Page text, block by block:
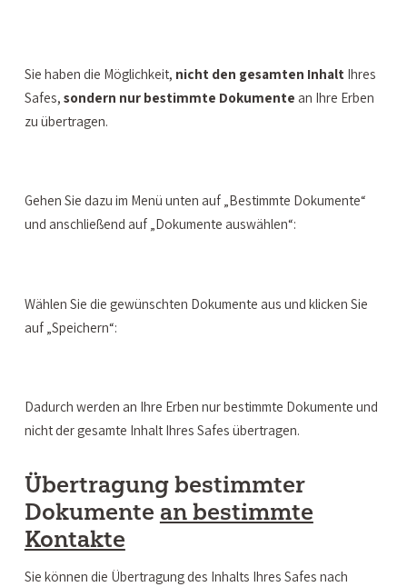
Sie haben die Möglichkeit, nicht den gesamten Inhalt Ihres
Safes, sondern nur bestimmte Dokumente an Ihre Erben
zu übertragen.
Gehen Sie dazu im Menü unten auf „Bestimmte Dokumente“
und anschließend auf „Dokumente auswählen“:
Wählen Sie die gewünschten Dokumente aus und klicken Sie
auf „Speichern“:
Dadurch werden an Ihre Erben nur bestimmte Dokumente und
nicht der gesamte Inhalt Ihres Safes übertragen.
Übertragung bestimmter
Dokumente an bestimmte
Kontakte
Sie können die Übertragung des Inhalts Ihres Safes nach